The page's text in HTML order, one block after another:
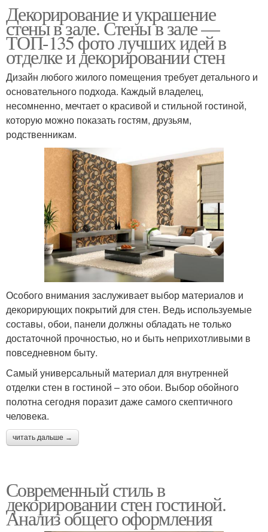
Декорирование и украшение
стены в зале. Стены в зале —
ТОП-135 фото лучших идей в
отделке и декорировании стен
Дизайн любого жилого помещения требует детального и
основательного подхода. Каждый владелец,
несомненно, мечтает о красивой и стильной гостиной,
которую можно показать гостям, друзьям,
родственникам.
Особого внимания заслуживает выбор материалов и
декорирующих покрытий для стен. Ведь используемые
составы, обои, панели должны обладать не только
достаточной прочностью, но и быть неприхотливыми в
повседневном быту.
Самый универсальный материал для внутренней
отделки стен в гостиной – это обои. Выбор обойного
полотна сегодня поразит даже самого скептичного
человека.
читать дальше →
Современный стиль в
декорировании стен гостиной.
Анализ общего оформления